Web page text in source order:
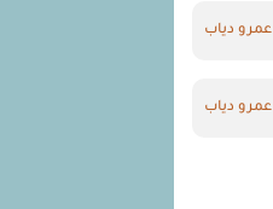
عمرو دياب
عمرو دياب